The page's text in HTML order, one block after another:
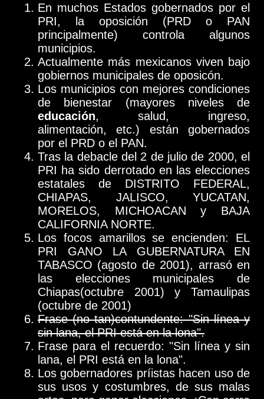
En muchos Estados gobernados por el
PRI, la oposición (PRD o PAN
principalmente) controla algunos
municipios.
Actualmente más mexicanos viven bajo
gobiernos municipales de oposicón.
Los municipios con mejores condiciones
de bienestar (mayores niveles de
educación, salud, ingreso,
alimentación, etc.) están gobernados
por el PRD o el PAN.
Tras la debacle del 2 de julio de 2000, el
PRI ha sido derrotado en las elecciones
estatales de DISTRITO FEDERAL,
CHIAPAS, JALISCO, YUCATAN,
MORELOS, MICHOACAN y BAJA
CALIFORNIA NORTE.
Los focos amarillos se encienden: EL
PRI GANO LA GUBERNATURA EN
TABASCO (agosto de 2001), arrasó en
las elecciones municipales de
Chiapas(octubre 2001) y Tamaulipas
(octubre de 2001)
Frase (no tan)contundente: "Sin línea y
sin lana, el PRI está en la lona".
Frase para el recuerdo: "Sin línea y sin
lana, el PRI está en la lona".
Los gobernadores príistas hacen uso de
sus usos y costumbres, de sus malas